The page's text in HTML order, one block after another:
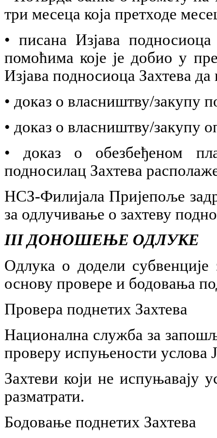
три месеца која претходе
• писана Изјава
помоћима које је добио у
Изјава подносиоца Захтева
• доказ о власништву/закупу
• доказ о власништву/закупу
• доказ о обезбеђеном
подносилац Захтева
НСЗ-Филијала Пријепоље
за одлучивање о захтеву
III ДОНОШЕЊЕ ОДЛУКЕ
Одлука о додели
основу провере и бодовања
Провера поднетих Захтева
Национална служба за
проверу испуњености услова
Захтеви који не испуњавају
разматрати.
Бодовање поднетих Захтева